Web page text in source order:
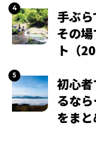
手ぶ
その
ト（
初心
るな
をまと